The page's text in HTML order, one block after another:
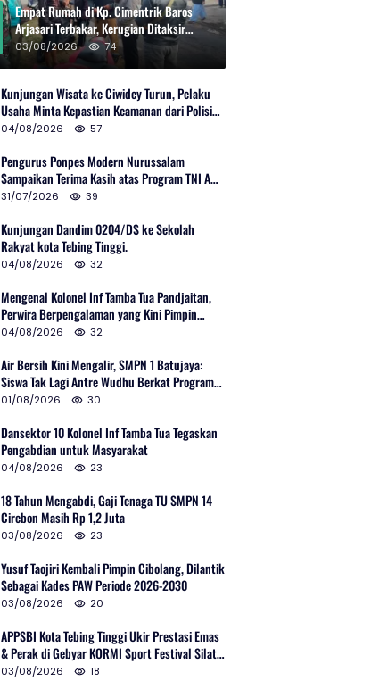
Empat Rumah di Kp. Cimentrik Baros
Arjasari Terbakar, Kerugian Ditaksir
Rp600 Juta
03/08/2026 74
Kunjungan Wisata ke Ciwidey Turun, Pelaku
Usaha Minta Kepastian Keamanan dari Polisi
dan Pemprov Jabar
04/08/2026 57
Pengurus Ponpes Modern Nurussalam
Sampaikan Terima Kasih atas Program TNI AD
Manunggal Air
31/07/2026 39
Kunjungan Dandim 0204/DS ke Sekolah
Rakyat kota Tebing Tinggi.
04/08/2026 32
Mengenal Kolonel Inf Tamba Tua Pandjaitan,
Perwira Berpengalaman yang Kini Pimpin
Sektor 10 Citarum Harum
04/08/2026 32
Air Bersih Kini Mengalir, SMPN 1 Batujaya:
Siswa Tak Lagi Antre Wudhu Berkat Program
TNI AD
01/08/2026 30
Dansektor 10 Kolonel Inf Tamba Tua Tegaskan
Pengabdian untuk Masyarakat
04/08/2026 23
18 Tahun Mengabdi, Gaji Tenaga TU SMPN 14
Cirebon Masih Rp 1,2 Juta
03/08/2026 23
Yusuf Taojiri Kembali Pimpin Cibolang, Dilantik
Sebagai Kades PAW Periode 2026-2030
03/08/2026 20
APPSBI Kota Tebing Tinggi Ukir Prestasi Emas
& Perak di Gebyar KORMI Sport Festival Silat
Budaya Sumut
03/08/2026 18